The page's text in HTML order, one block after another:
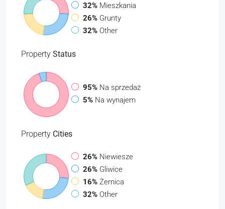
32% Mieszkania
26% Grunty
32% Other
Property Status
95% Na sprzedaż
5% Na wynajem
Property Cities
26% Niewiesze
26% Gliwice
16% Żernica
32% Other